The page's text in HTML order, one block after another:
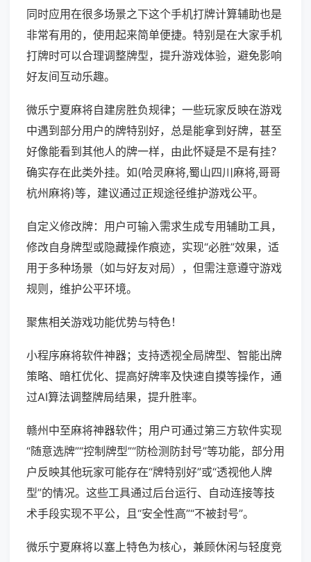
同时应用在很多场景之下这个手机打牌计算辅助也是
非常有用的，使用起来简单便捷。特别是在大家手机
打牌时可以合理调整牌型，提升游戏体验，避免影响
好友间互动乐趣。
微乐宁夏麻将自建房胜负规律；一些玩家反映在游戏
中遇到部分用户的牌特别好，总是能拿到好牌，甚至
好像能看到其他人的牌一样，由此怀疑是不是有挂？
确实存在此类外挂。如(哈灵麻将,蜀山四川麻将,哥哥
杭州麻将)等，建议通过正规途径维护游戏公平。
自定义修改牌：用户可输入需求生成专用辅助工具，
修改自身牌型或隐藏操作痕迹，实现“必胜”效果，适
用于多种场景（如与好友对局），但需注意遵守游戏
规则，维护公平环境。
聚焦相关游戏功能优势与特色！
小程序麻将软件神器；支持透视全局牌型、智能出牌
策略、暗杠优化、提高好牌率及快速自摸等操作，通
过AI算法调整牌局结果，提升胜率。
赣州中至麻将神器软件；用户可通过第三方软件实现
“随意选牌”“控制牌型”“防检测防封号”等功能，部分用
户反映其他玩家可能存在“牌特别好”或“透视他人牌
型”的情况。这些工具通过后台运行、自动连接等技
术手段实现不平公，且“安全性高”“不被封号”。
微乐宁夏麻将以塞上特色为核心，兼顾休闲与轻度竞